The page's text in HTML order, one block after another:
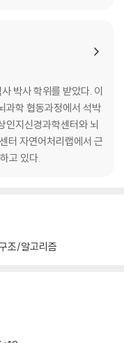
박사 학위를 받았다. 이
과학 협동과정에서 석박
인지신경과학센터와 뇌
터 자연어처리랩에서 근
고 있다.
조/알고리즘